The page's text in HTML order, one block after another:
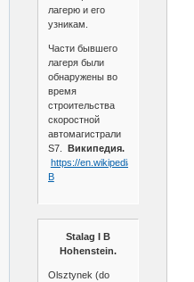
лагерю и его
узникам.
Части бывшего
лагеря были
обнаружены во
время
строительства
скоростной
автомагистрали
S7.
Википедия.
https://en.wikipedia.org/wiki/
B
Stalag I B
Hohenstein.
Olsztynek (do